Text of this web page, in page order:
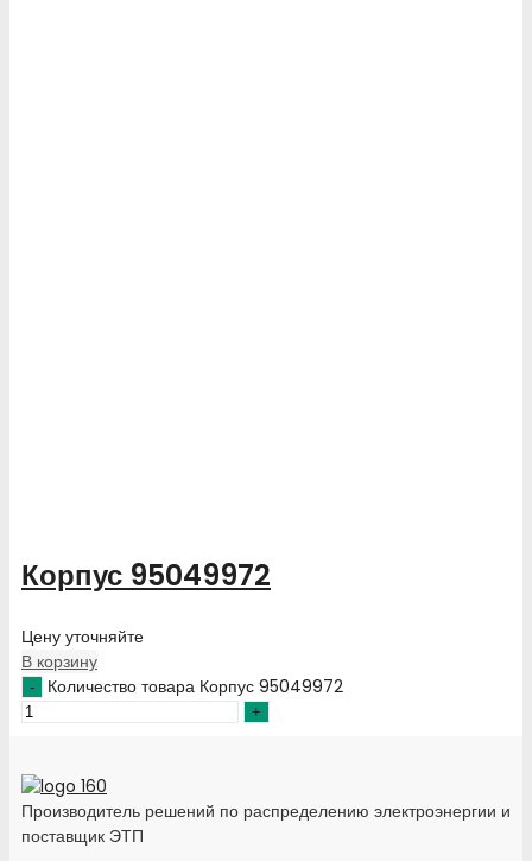
Корпус 95049972
Цену уточняйте
В корзину
Количество товара Корпус 95049972
Производитель решений по распределению электроэнергии и
поставщик ЭТП